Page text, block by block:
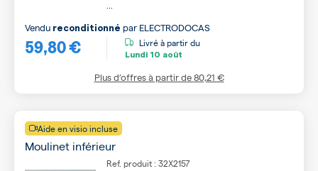
59,80 €
Vendu reconditionné par ELECTRODOCAS
Livré à partir du
Lundi 10 août
Plus d’offres à partir de80,21 €
Aide en visio incluse
Moulinet inférieur
Ref. produit : 32X2157